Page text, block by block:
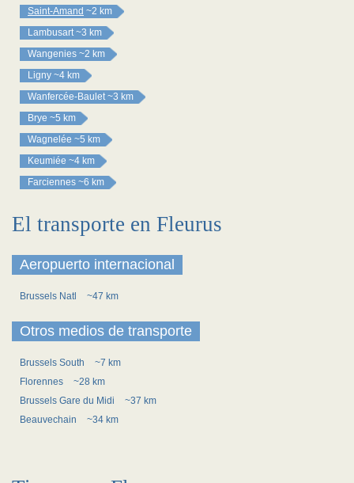
Saint-Amand ~2 km
Lambusart ~3 km
Wangenies ~2 km
Ligny ~4 km
Wanfercée-Baulet ~3 km
Brye ~5 km
Wagnelée ~5 km
Keumiée ~4 km
Farciennes ~6 km
El transporte en Fleurus
Aeropuerto internacional
Brussels Natl ~47 km
Otros medios de transporte
Brussels South
~7 km
Florennes
~28 km
Brussels Gare du Midi
~37 km
Beauvechain
~34 km